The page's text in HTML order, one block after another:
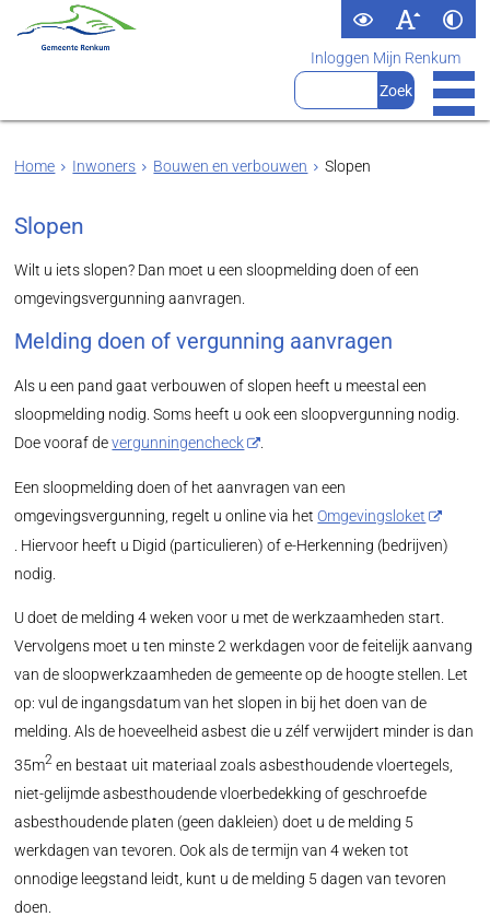
Inloggen Mijn Renkum
Home Inwoners Bouwen en verbouwen Slopen
Slopen
Wilt u iets slopen? Dan moet u een sloopmelding doen of een
omgevingsvergunning aanvragen.
Melding doen of vergunning aanvragen
Als u een pand gaat verbouwen of slopen heeft u meestal een
sloopmelding nodig. Soms heeft u ook een sloopvergunning nodig.
Doe vooraf devergunningencheck
Een sloopmelding doen of het aanvragen van een
omgevingsvergunning, regelt u online via hetOmgevingsloket
. Hiervoor heeft u Digid (particulieren) of e-Herkenning (bedrijven)
nodig.
U doet de melding 4 weken voor u met de werkzaamheden start.
Vervolgens moet u ten minste 2 werkdagen voor de feitelijk aanvang
van de sloopwerkzaamheden de gemeente op de hoogte stellen. Let
op: vul de ingangsdatum van het slopen in bij het doen van de
melding. Als de hoeveelheid asbest die u zélf verwijdert minder is dan
35m2 en bestaat uit materiaal zoals asbesthoudende vloertegels,
niet-gelijmde asbesthoudende vloerbedekking of geschroefde
asbesthoudende platen (geen dakleien) doet u de melding 5
werkdagen van tevoren. Ook als de termijn van 4 weken tot
onnodige leegstand leidt, kunt u de melding 5 dagen van tevoren
doen.